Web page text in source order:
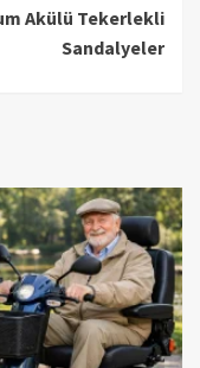
Akülü Tekerlekli
Sandalyeler